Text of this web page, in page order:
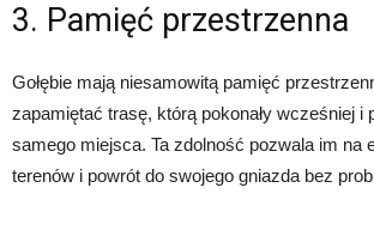
3. Pamięć przestrzenna
Gołębie mają niesamowitą pamięć
zapamiętać trasę, którą pokonały wcześniej i
samego miejsca. Ta zdolność pozwala im na
terenów i powrót do swojego gniazda bez